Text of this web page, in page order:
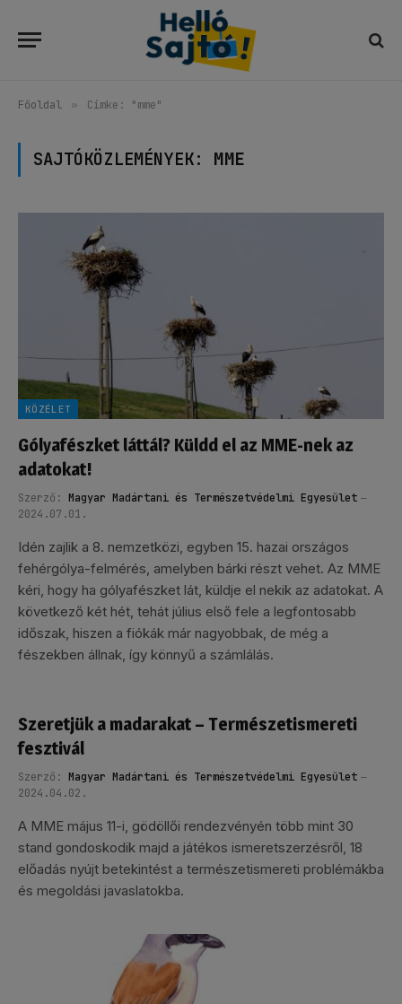
Főoldal » Címke: "mme"
SAJTÓKÖZLEMÉNYEK: MME
KÖZÉLET
Gólyafészket láttál? Küldd el az MME-nek az
adatokat!
Szerző: Magyar Madártani és Természetvédelmi Egyesület
2024.07.01.
Idén zajlik a 8. nemzetközi, egyben 15. hazai országos
fehérgólya-felmérés, amelyben bárki részt vehet. Az MME
kéri, hogy ha gólyafészket lát, küldje el nekik az adatokat. A
következő két hét, tehát július első fele a legfontosabb
időszak, hiszen a fiókák már nagyobbak, de még a
fészekben állnak, így könnyű a számlálás.
Szeretjük a madarakat – Természetismereti
fesztivál
Szerző: Magyar Madártani és Természetvédelmi Egyesület
2024.04.02.
A MME május 11-i, gödöllői rendezvényén több mint 30
stand gondoskodik majd a játékos ismeretszerzésről, 18
előadás nyújt betekintést a természetismereti problémákba
és megoldási javaslatokba.